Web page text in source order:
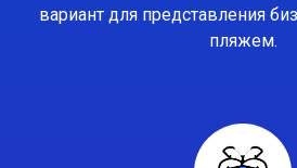
вариант для представления
пляжем.